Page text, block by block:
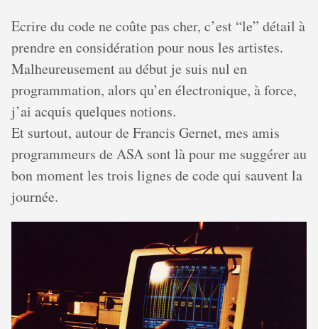
Ecrire du code ne coûte pas cher, c’est “le” détail à
prendre en considération pour nous les artistes.
Malheureusement au début je suis nul en
programmation, alors qu’en électronique, à force,
j’ai acquis quelques notions.
Et surtout, autour de Francis Gernet, mes amis
programmeurs de ASA sont là pour me suggérer au
bon moment les trois lignes de code qui sauvent la
journée.